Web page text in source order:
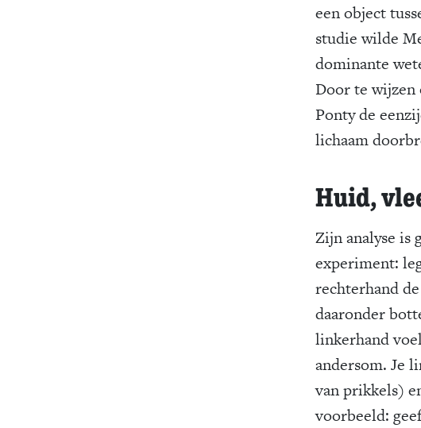
een object
studie wilde
dominante
Door te wijzen
Ponty de
lichaam
Huid,
Zijn analyse is
experiment:
rechterhand
daaronder
linkerhand
andersom. Je
van prikkels)
voorbeeld: